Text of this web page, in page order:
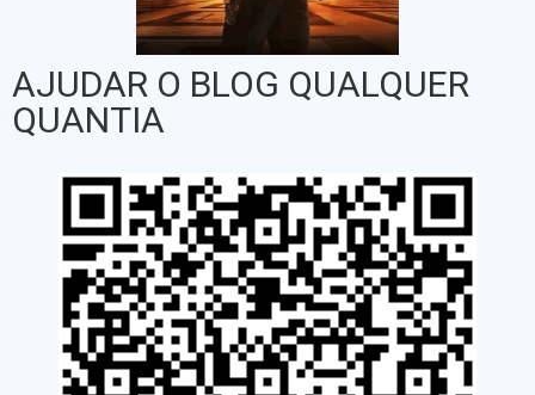
AJUDAR O BLOG QUALQUER
QUANTIA